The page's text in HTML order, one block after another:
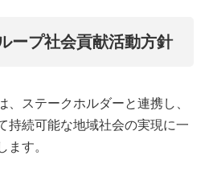
ープ社会貢献活動⽅針
、ステークホルダーと連携し、
持続可能な地域社会の実現に一
ます。